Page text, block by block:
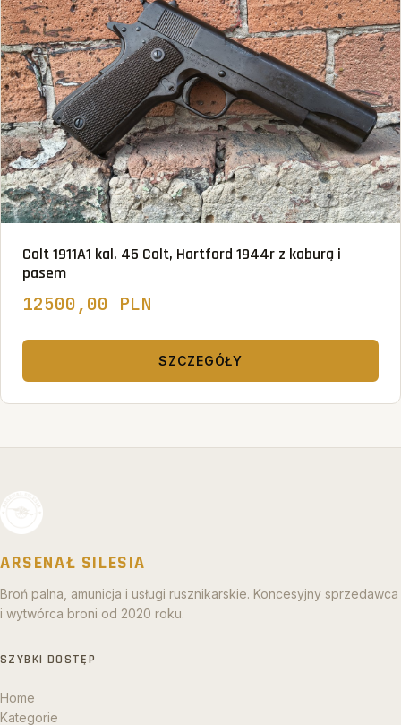
Colt 1911A1 kal. 45 Colt, Hartford 1944r z kaburą i
pasem
12500,00 PLN
SZCZEGÓŁY
ARSENAŁ SILESIA
Broń palna, amunicja i usługi rusznikarskie. Koncesyjny sprzedawca
i wytwórca broni od 2020 roku.
SZYBKI DOSTĘP
Home
Kategorie